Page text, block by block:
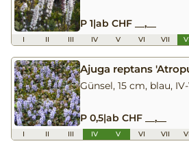
P 1|ab CHF __,__
I II III IV V VI VII
Ajuga reptans
Günsel, 15 cm, blau,
P 0,5|ab CHF __,__
I II III IV V VI VII